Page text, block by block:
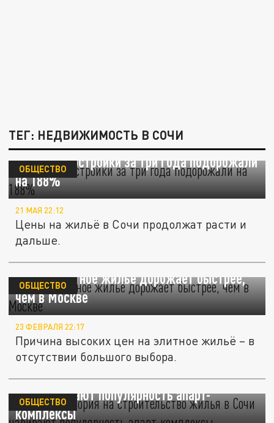
ТЕГ: НЕДВИЖИМОСТЬ В СОЧИ
В Сочи новостройки за три года подорожали
на 188%
ОБЩЕСТВО
21 МАЯ 22:12
Цены на жильё в Сочи продолжат расти и
дальше.
В Сочи элитное жильё дорожает быстрее,
чем в Москве
ОБЩЕСТВО
23 ФЕВРАЛЯ 22:17
Причина высоких цен на элитное жильё – в
отсутствии большого выбора.
После моратория на строительство жилья в
Сочи набирают популярность апарт-
комплексы
ОБЩЕСТВО